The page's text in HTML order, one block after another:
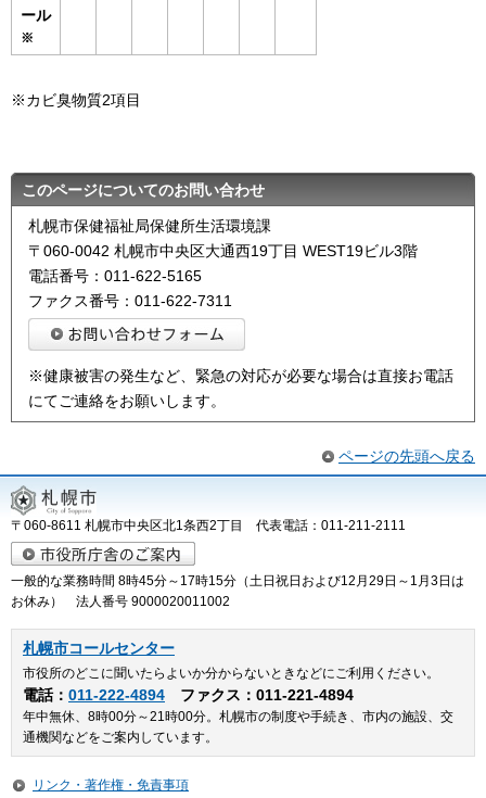
ール
※
※カビ臭物質2項目
このページについてのお問い合わせ
札幌市保健福祉局保健所生活環境課
〒060-0042 札幌市中央区大通西19丁目 WEST19ビル3階
電話番号：011-622-5165
ファクス番号：011-622-7311
※健康被害の発生など、緊急の対応が必要な場合は直接お電話
にてご連絡をお願いします。
ページの先頭へ戻る
〒060-8611 札幌市中央区北1条西2丁目 代表電話：011-211-2111
一般的な業務時間 8時45分～17時15分（土日祝日および12月29日～1月3日は
お休み） 法人番号 9000020011002
札幌市コールセンター
市役所のどこに聞いたらよいか分からないときなどにご利用ください。
電話： 011-222-4894 ファクス：011-221-4894
年中無休、8時00分～21時00分。札幌市の制度や手続き、市内の施設、交
通機関などをご案内しています。
リンク・著作権・免責事項